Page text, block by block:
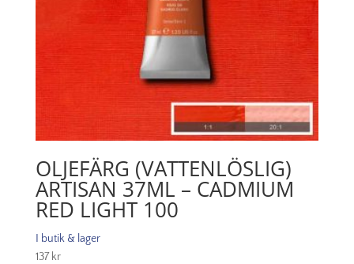
OLJEFÄRG (VATTENLÖSLIG)
ARTISAN 37ML – CADMIUM
RED LIGHT 100
I butik & lager
137 kr